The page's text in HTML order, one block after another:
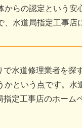
からの認定という安
、水道局指定工事店
で水道修理業者を探
かという点です。水
指定工事店のホーム